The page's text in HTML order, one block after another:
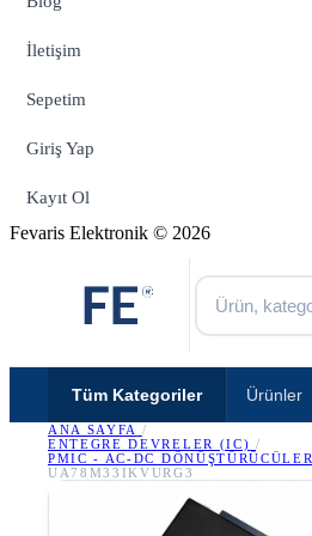
İletişim
Sepetim
Giriş Yap
Kayıt Ol
Fevaris Elektronik © 2026
Tüm Kategoriler Ürünler
ANA SAYFA /
ENTEGRE DEVRELER (IC) /
PMIC - AC-DC DÖNÜŞTÜRÜCÜLER
UA78M33IKVURG3